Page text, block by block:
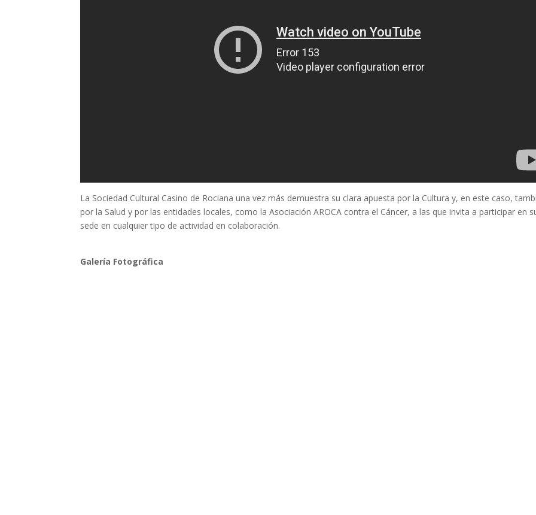
La Sociedad Cultural Casino de Rociana una vez más demuestra su clara apuesta por la Cultura y, en este caso,
por la Salud y por las entidades locales, como la Asociación AROCA contra el Cáncer, a las que invita a participar en
sede en cualquier tipo de actividad en colaboración.
Galería Fotográfica